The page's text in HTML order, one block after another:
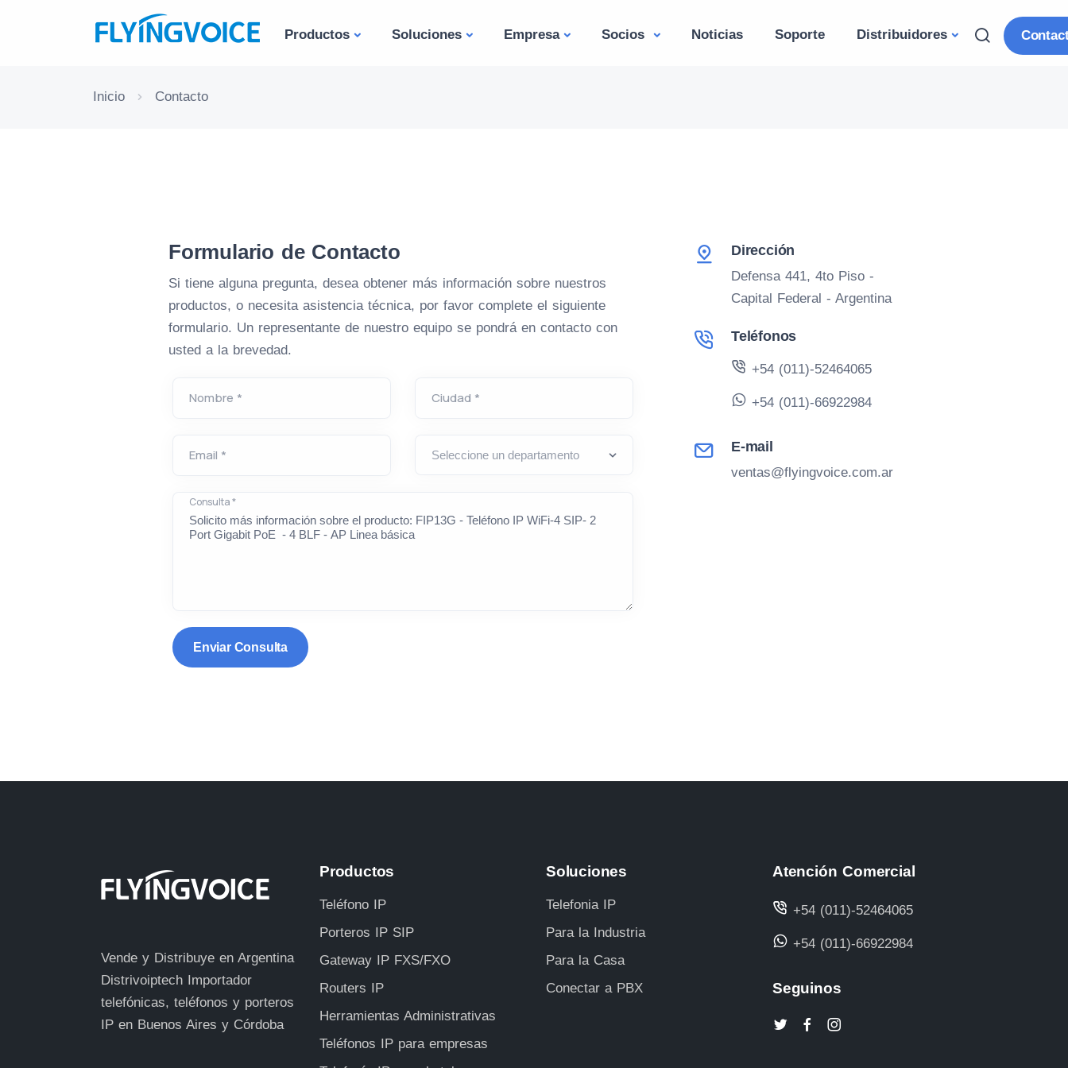
Productos Soluciones Empresa Socios Noticias Soporte Distribuidores
Inicio Contacto
Formulario de Contacto
Si tiene alguna pregunta, desea obtener más información sobre nuestros
productos, o necesita asistencia técnica, por favor complete el siguiente
formulario. Un representante de nuestro equipo se pondrá en contacto con
usted a la brevedad.
Nombre * Ciudad *
Email *
Consulta *
Dirección
Defensa 441, 4to Piso -
Capital Federal - Argentina
Teléfonos
+54 (011)-52464065
+54 (011)-66922984
E-mail
ventas@flyingvoice.com.ar
Vende y Distribuye en Argentina
Distrivoiptech Importador
telefónicas, teléfonos y porteros
IP en Buenos Aires y Córdoba
Productos
Teléfono IP
Porteros IP SIP
Gateway IP FXS/FXO
Routers IP
Herramientas Administrativas
Teléfonos IP para empresas
Soluciones
Telefonia IP
Para la Industria
Para la Casa
Conectar a PBX
Atención Comercial
+54 (011)-52464065
+54 (011)-66922984
Seguinos